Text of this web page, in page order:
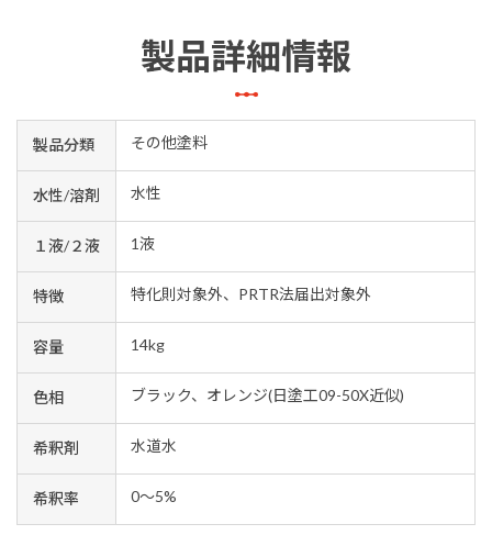
製品詳細情報
製品分類 その他塗料
水性/溶剤 水性
１液/２液 1液
特徴 特化則対象外、PRTR法届出対象外
容量 14kg
色相 ブラック、オレンジ(日塗工09-50X近似)
希釈剤 水道水
希釈率 0～5%